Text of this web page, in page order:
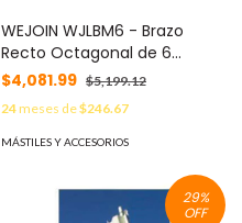
WEJOIN WJLBM6 - Brazo
Recto Octagonal de 6
Metros con Led
$4,081.99 $5,199.12
24meses de$246.67
MÁSTILES Y ACCESORIOS
29%
OFF